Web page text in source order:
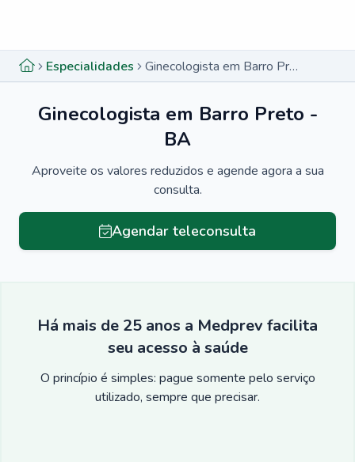
Especialidades Ginecologista em Barro Preto - BA
Ginecologista em Barro Preto -
BA
Aproveite os valores reduzidos e agende agora a sua
consulta.
Agendar teleconsulta
Há mais de 25 anos a Medprev facilita
seu acesso à saúde
O princípio é simples: pague somente pelo serviço
utilizado, sempre que precisar.